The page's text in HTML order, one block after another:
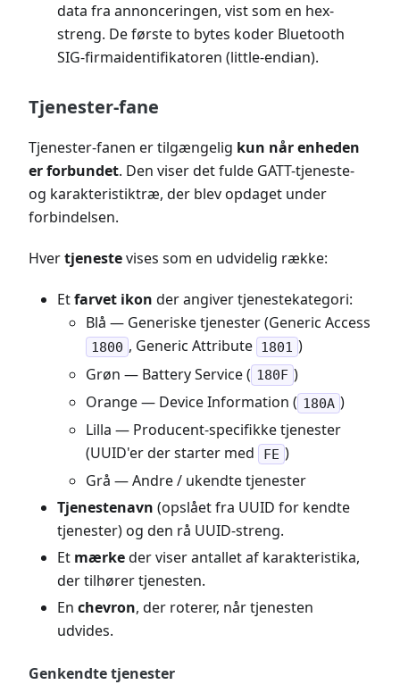
data fra annonceringen, vist som en hex-
streng. De første to bytes koder Bluetooth
SIG-firmaidentifikatoren (little-endian).
Tjenester-fane
Tjenester-fanen er tilgængelig kun når enheden
er forbundet. Den viser det fulde GATT-tjeneste-
og karakteristiktræ, der blev opdaget under
forbindelsen.
Hvertjenestevises som en udvidelig række:
Etfarvet ikon der angiver tjenestekategori:
Blå — Generiske tjenester (Generic Access
1800 , Generic Attribute 1801 )
Grøn — Battery Service ( 180F )
Orange — Device Information ( 180A )
Lilla — Producent-specifikke tjenester
(UUID'er der starter med
FE )
Grå — Andre / ukendte tjenester
Tjenestenavn (opslået fra UUID for kendte
tjenester) og den rå UUID-streng.
Et mærkeder viser antallet af karakteristika,
der tilhører tjenesten.
En chevron, der roterer, når tjenesten
udvides.
Genkendte tjenester